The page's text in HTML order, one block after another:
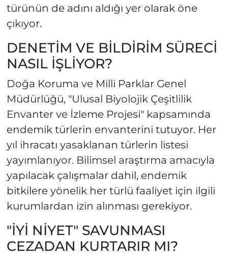
türünün de adını aldığı yer olarak öne
çıkıyor.
DENETİM VE BİLDİRİM SÜRECİ
NASIL İŞLİYOR?
Doğa Koruma ve Milli Parklar Genel
Müdürlüğü, "Ulusal Biyolojik Çeşitlilik
Envanter ve İzleme Projesi" kapsamında
endemik türlerin envanterini tutuyor. Her
yıl ihracatı yasaklanan türlerin listesi
yayımlanıyor. Bilimsel araştırma amacıyla
yapılacak çalışmalar dahil, endemik
bitkilere yönelik her türlü faaliyet için ilgili
kurumlardan izin alınması gerekiyor.
"İYİ NİYET" SAVUNMASI
CEZADAN KURTARIR MI?